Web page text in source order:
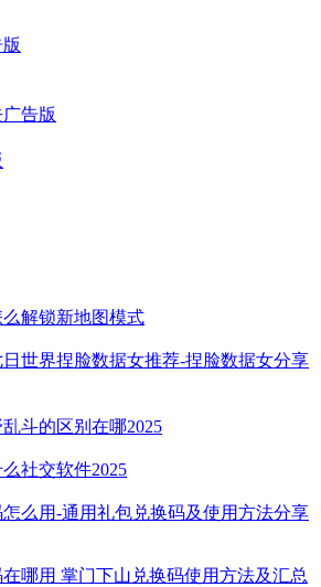
告版
么解锁新地图模式
世界捏脸数据女推荐-捏脸数据女分享
斗的区别在哪2025
社交软件2025
么用-通用礼包兑换码及使用方法分享
哪用 掌门下山兑换码使用方法及汇总